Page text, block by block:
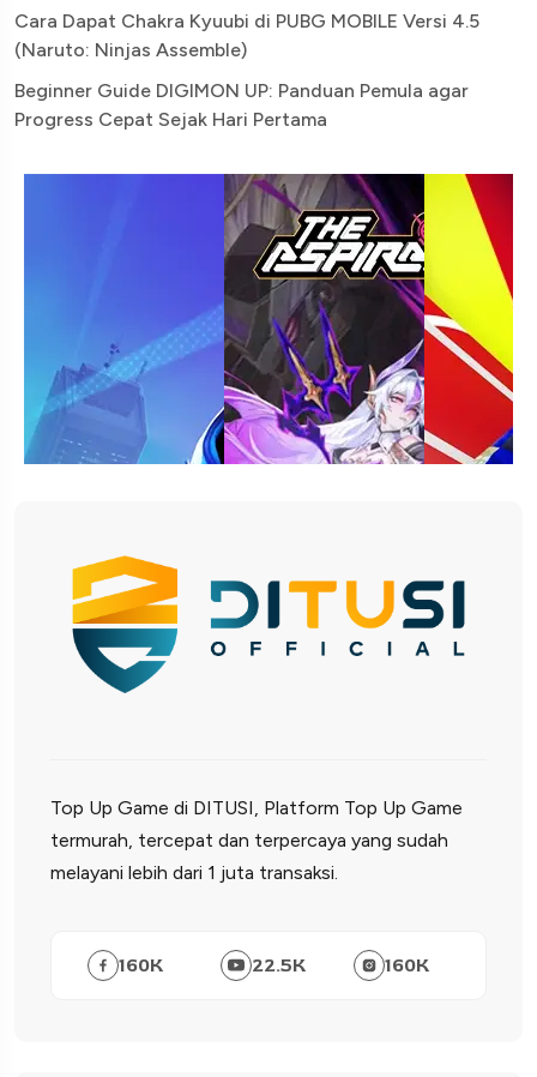
Cara Dapat Chakra Kyuubi di PUBG MOBILE Versi 4.5
(Naruto: Ninjas Assemble)
Beginner Guide DIGIMON UP: Panduan Pemula agar
Progress Cepat Sejak Hari Pertama
Top Up Game di DITUSI, Platform Top Up Game
termurah, tercepat dan terpercaya yang sudah
melayani lebih dari 1 juta transaksi.
160K 22.5K 160K